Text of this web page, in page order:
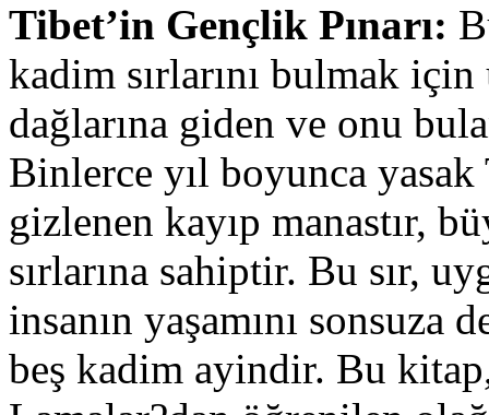
Tibet’in Gençlik Pınarı:
kadim sırlarını bulmak
dağlarına giden ve onu
Binlerce yıl boyunca
gizlenen kayıp manastır,
sırlarına sahiptir. Bu sır,
insanın yaşamını sonsuza
beş kadim ayindir. Bu